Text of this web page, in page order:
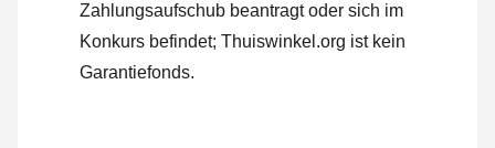
Zahlungsaufschub beantragt oder sich im
Konkurs befindet; Thuiswinkel.org ist kein
Garantiefonds.